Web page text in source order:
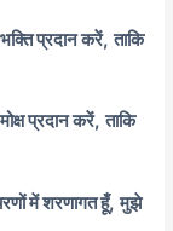
प्रदान करें, ताकि
प्रदान करें, ताकि
में शरणागत हूँ, मुझे